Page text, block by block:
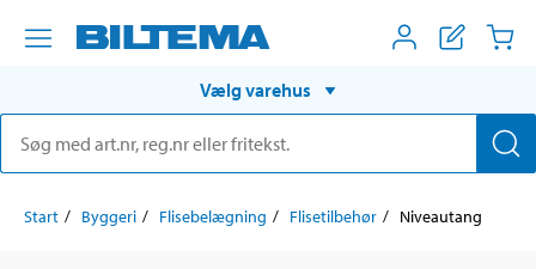
Vælg varehus
Start Byggeri Flisebelægning Flisetilbehør Niveautang